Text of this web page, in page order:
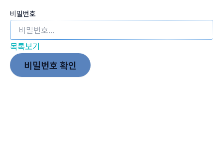
비밀번호
목록보기
비밀번호 확인